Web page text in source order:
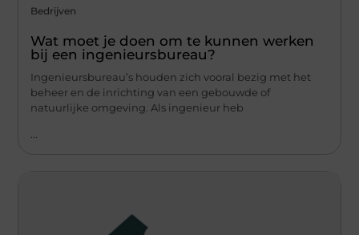
Bedrijven
Wat moet je doen om te kunnen werken
bij een ingenieursbureau?
Ingenieursbureau’s houden zich vooral bezig met het
beheer en de inrichting van een gebouwde of
natuurlijke omgeving. Als ingenieur heb
...